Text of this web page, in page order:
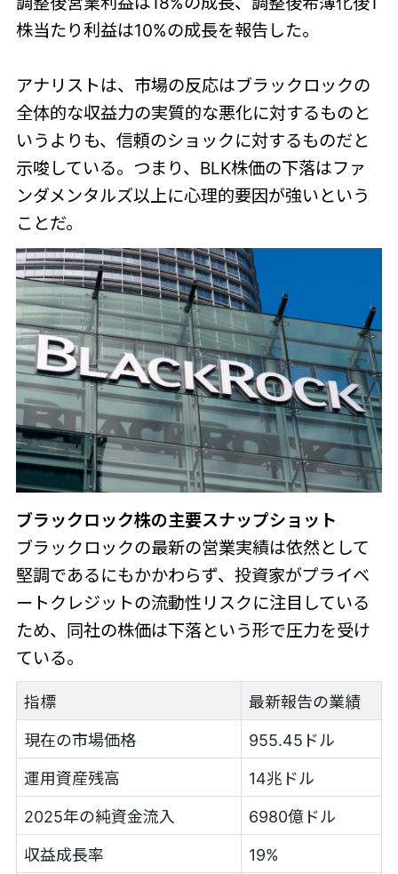
株当たり利益は10%の成長を報告した。
アナリストは、市場の反応はブラックロックの
全体的な収益力の実質的な悪化に対するものと
いうよりも、信頼のショックに対するものだと
示唆している。つまり、BLK株価の下落はファ
ンダメンタルズ以上に心理的要因が強いという
ことだ。
ブラックロック株の主要スナップショット
ブラックロックの最新の営業実績は依然として
堅調であるにもかかわらず、投資家がプライベ
ートクレジットの流動性リスクに注目している
ため、同社の株価は下落という形で圧力を受け
ている。
指標 最新報告の業績
現在の市場価格 955.45ドル
運用資産残高 14兆ドル
2025年の純資金流入 6980億ドル
収益成長率 19%